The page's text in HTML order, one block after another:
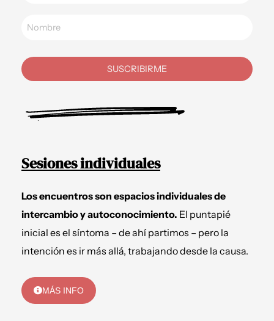
SUSCRIBIRME
Sesiones individuales
Los encuentros son espacios individuales de
intercambio y autoconocimiento. El puntapié
inicial es el síntoma – de ahí partimos – pero la
intención es ir más allá, trabajando desde la causa.
MÁS INFO